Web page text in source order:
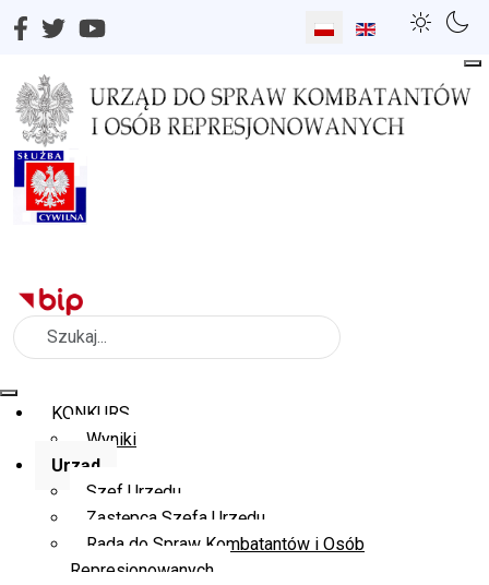
Wybierz swój język
Szukaj
KONKURS
Wyniki
Urząd
Szef Urzędu
Zastępca Szefa Urzędu
Rada do Spraw Kombatantów i Osób
Represjonowanych